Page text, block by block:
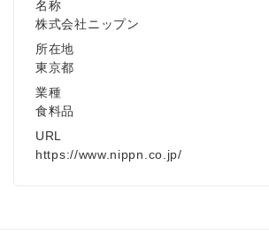
名称
株式会社ニップン
所在地
東京都
業種
食料品
URL
https://www.nippn.co.jp/